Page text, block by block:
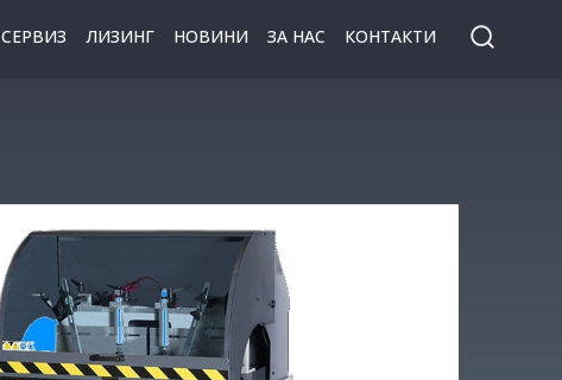
СЕРВИЗ ЛИЗИНГ НОВИНИ ЗА НАС КОНТАКТИ